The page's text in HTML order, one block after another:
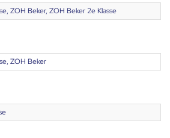
ZOH Beker, ZOH Beker 2e Klasse
ZOH Beker